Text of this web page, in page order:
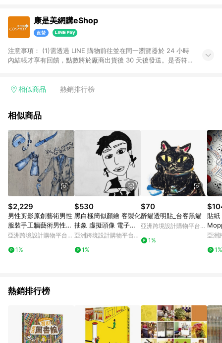
康是美網購eShop
注意事項：​ (1)需透過 LINE 購物前往並在同一瀏覽器於 24 小時
內結帳才享有回饋，點數將於廠商出貨後 30 天後發送。​是否符
黃金鑽飾/精品相關/3C數位(含周邊)/家電視聽/運動戶外/母嬰用
饋%」，將於訂單成立後由「LINE購物通知」之官方帳號訊息通
依LINE購物網站訂單成立通知為準。​​ (5)LINE購物設有「單一商
品最高回饋點數」機制 (部分時段開放「回饋無上限」)，以同一
訂單中同一商品不論件數計算，請依訂單成立當下LINE購物的回
饋機制為準。
相似商品 熱銷排行榜
相似商品
$2,229
男性剪影原創藝術男性
服裝手工牆藝術男性夢
想腳蹼
亞洲跨境設計購物平台
1%
$530
黑白極簡似顏繪 客製化
抽象 虛擬頭像 電子檔
紀念禮 畢業禮
亞洲跨境設計購物平台
1%
$70
醉貓透明貼_台客黑貓
亞洲跨境設計購物平台
1%
貼紙
亞洲
1%
熱銷排行榜